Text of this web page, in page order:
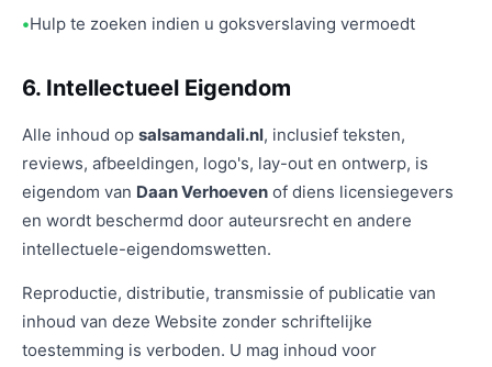
Hulp te zoeken indien u goksverslaving vermoedt
6. Intellectueel Eigendom
Alle inhoud op salsamandali.nl, inclusief teksten,
reviews, afbeeldingen, logo's, lay-out en ontwerp, is
eigendom van Daan Verhoeven of diens licensiegevers
en wordt beschermd door auteursrecht en andere
intellectuele-eigendomswetten.
Reproductie, distributie, transmissie of publicatie van
inhoud van deze Website zonder schriftelijke
toestemming is verboden. U mag inhoud voor